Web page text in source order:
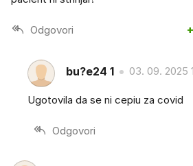
Odgovori
bu?e24 1 03. 09. 2025
Ugotovila da se ni cepiu za covid
Odgovori